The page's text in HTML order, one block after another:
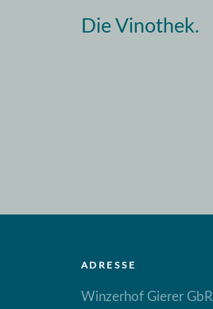
Die Vinothek.
ADRESSE
Winzerhof Gierer GbR